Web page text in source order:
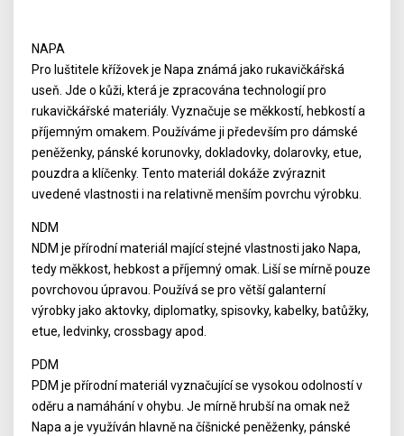
NAPA
Pro luštitele křížovek je Napa známá jako rukavičkářská
useň. Jde o kůži, která je zpracována technologií pro
rukavičkářské materiály. Vyznačuje se měkkostí, hebkostí a
příjemným omakem. Používáme ji především pro dámské
peněženky, pánské korunovky, dokladovky, dolarovky, etue,
pouzdra a klíčenky. Tento materiál dokáže zvýraznit
uvedené vlastnosti i na relativně menším povrchu výrobku.
NDM
NDM je přírodní materiál mající stejné vlastnosti jako Napa,
tedy měkkost, hebkost a příjemný omak. Liší se mírně pouze
povrchovou úpravou. Používá se pro větší galanterní
výrobky jako aktovky, diplomatky, spisovky, kabelky, batůžky,
etue, ledvinky, crossbagy apod.
PDM
PDM je přírodní materiál vyznačující se vysokou odolností v
oděru a namáhání v ohybu. Je mírně hrubší na omak než
Napa a je využíván hlavně na číšnické peněženky, pánské